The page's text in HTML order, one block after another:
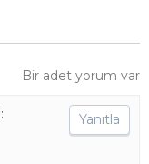
Bir adet yorum var
Yanıtla